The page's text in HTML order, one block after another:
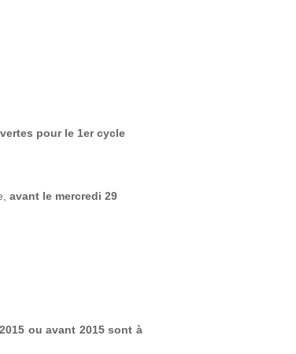
pour le 1er cycle
avant le mercredi 29
ou avant 2015 sont à